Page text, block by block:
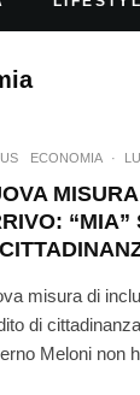
ECONOMIA ·
“MIA”
misura di
di
Meloni non